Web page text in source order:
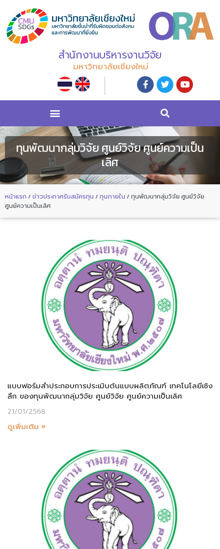
สำนักงานบริหารงานวิจัย
มหาวิทยาลัยเชียงใหม่
ทุนพัฒนากลุ่มวิจัย ศูนย์วิจัย ศูนย์ความเป็น
เลิศ
หน้าแรก / ข่าวประกาศรับสมัครทุน / ทุนภายใน / ทุนพัฒนากลุ่มวิจัย ศูนย์วิจัย
ศูนย์ความเป็นเลิศ
แบบฟอร์มสำประกอบการประเมินต้นแบบผลิตภัณฑ์ เทคโนโลยีเชิง
ลึก ของทุนพัฒนากลุ่มวิจัย ศูนย์วิจัย ศูนย์ความเป็นเลิศ
21/01/2568
ดูเพิ่มเติม »